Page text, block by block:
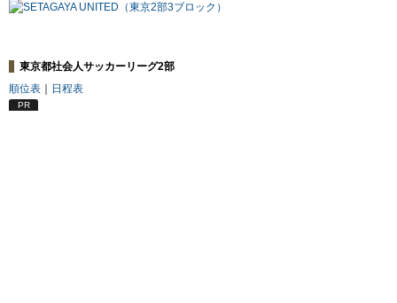
東京都社会人サッカーリーグ2部
順位表
日程表
PR